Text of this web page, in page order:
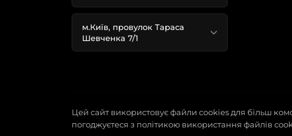
м.Київ, провулок Тараса
Шевченка 7/1
Цей сайт використовує файли cookies для більш
погоджуєтеся з політикою використання файлів